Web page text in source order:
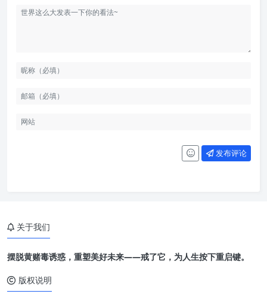
发布评论
关于我们
摆脱黄赌毒诱惑，重塑美好未来——戒了它，为人生按下重启键。
版权说明